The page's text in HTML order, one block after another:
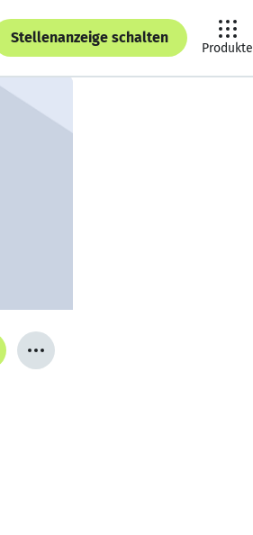
Stellenanzeige schalten
Produkte